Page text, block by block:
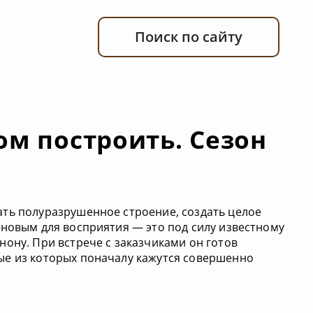
Поиск по сайту
построить. Сезон
полуразрушенное строение, создать целое
для восприятия — это под силу известному
При встрече с заказчиками он готов
из которых поначалу кажутся совершенно